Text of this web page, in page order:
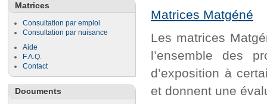
Matrices
Consultation par emploi
Consultation par nuisance
Aide
F.A.Q.
Contact
Documents
Matrices Matgéné
Les matrices
l’ensemble des
d’exposition à
et donnent une